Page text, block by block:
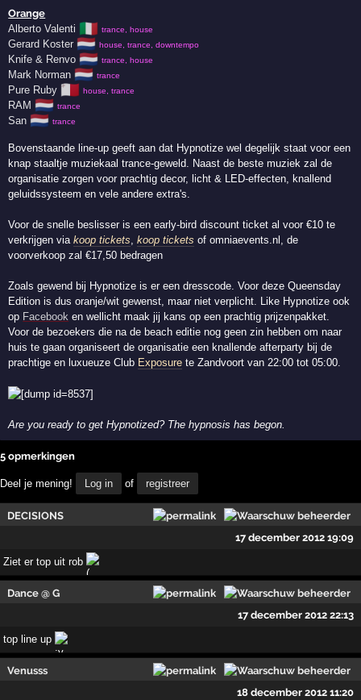
Orange
Alberto Valenti 🇮🇹 trance, house
Gerard Koster 🇳🇱 house, trance, downtempo
Knife & Renvo 🇳🇱 trance, house
Mark Norman 🇳🇱 trance
Pure Ruby 🇲🇹 house, trance
RAM 🇳🇱 trance
San 🇳🇱 trance
Bovenstaande line-up geeft aan dat Hypnotize wel degelijk staat voor een
knap staaltje muziekaal trance-geweld. Naast de beste muziek zal de
organisatie zorgen voor prachtig decor, licht & LED-effecten, knallend
geluidssysteem en vele andere extra's.
Voor de snelle beslisser is een early-bird discount ticket al voor €10 te
verkrijgen viakoop tickets ,koop tickets of omniaevents.nl, de
voorverkoop zal €17,50 bedragen
Zoals gewend bij Hypnotize is er een dresscode. Voor deze Queensday
Edition is dus oranje/wit gewenst, maar niet verplicht. Like Hypnotize ook
op Facebook en wellicht maak jij kans op een prachtig prijzenpakket.
Voor de bezoekers die na de beach editie nog geen zin hebben om naar
huis te gaan organiseert de organisatie een knallende afterparty bij de
prachtige en luxueuze Club Exposure te Zandvoort van 22:00 tot 05:00.
Are you ready to get Hypnotized? The hypnosis has begon.
5 opmerkingen
Deel je mening! Log in of registreer
DECISIONS
17 december 2012 19:09
Ziet er top uit rob
Dance @ G
17 december 2012 22:13
top line up
Venusss
18 december 2012 11:20